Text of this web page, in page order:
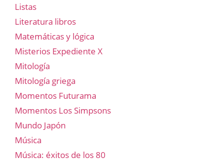
Listas
Literatura libros
Matemáticas y lógica
Misterios Expediente X
Mitología
Mitología griega
Momentos Futurama
Momentos Los Simpsons
Mundo Japón
Música
Música: éxitos de los 80